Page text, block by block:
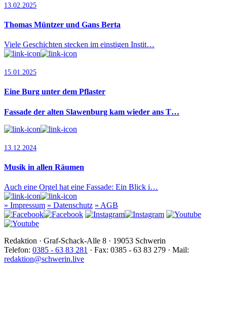
13.02.2025
Thomas Müntzer und Gans Berta
Viele Geschichten stecken im einstigen Instit…
15.01.2025
Eine Burg unter dem Pflaster
Fassade der alten Slawenburg kam wieder ans T…
13.12.2024
Musik in allen Räumen
Auch eine Orgel hat eine Fassade: Ein Blick i…
» Impressum » Datenschutz » AGB
Redaktion · Graf-Schack-Alle 8 · 19053 Schwerin
Telefon: 0385 - 63 83 281 · Fax: 0385 - 63 83 279 · Mail:
redaktion@schwerin.live